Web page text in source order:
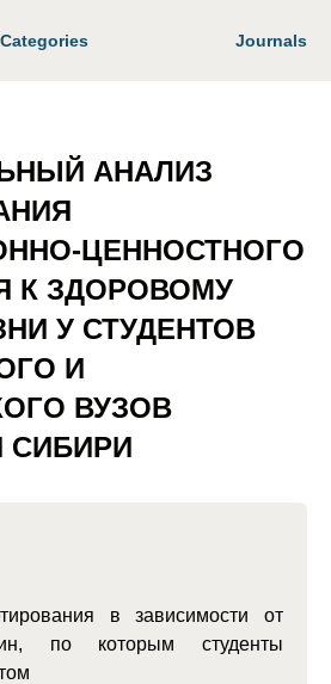
Categories Journals
АНАЛИЗ
ЦЕННОСТНОГО
К ЗДОРОВОМУ
У СТУДЕНТОВ
И
ВУЗОВ
СИБИРИ
в зависимости от
по которым студенты